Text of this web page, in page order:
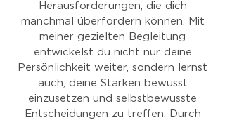
Herausforderungen, die dich
manchmal überfordern können. Mit
meiner gezielten Begleitung
entwickelst du nicht nur deine
Persönlichkeit weiter, sondern lernst
auch, deine Stärken bewusst
einzusetzen und selbstbewusste
Entscheidungen zu treffen. Durch